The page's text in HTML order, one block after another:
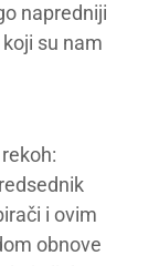
napredniji
su nam
i ovim
obnove